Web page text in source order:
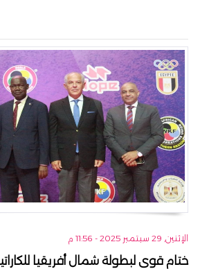
الإثنين, 29 سبتمبر 2025 - 11:56 م
ختام قوى لبطولة شمال أفريقيا